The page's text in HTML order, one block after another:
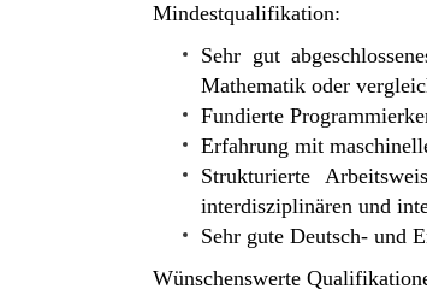
Mindestqualifikation:
Sehr gut
Mathematik oder
Fundierte
Erfahrung mit
Strukturierte
interdisziplinären und
Sehr gute Deutsch- und
Wünschenswerte